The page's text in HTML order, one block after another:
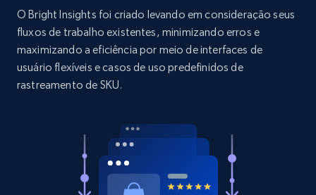
Amazon products search
Asin, URL, Name, Sponsored, Initial price, Final
price, Currency, Sold, and more.
1.6K+ 181+
URL, Product id, Title, Product description,
O Bright Insights foi criado levando em consideração seus
fluxos de trabalho existentes, minimizando erros e
maximizando a eficiência por meio de interfaces de
usuário flexíveis e casos de uso predefinidos de
rastreamento de SKU.